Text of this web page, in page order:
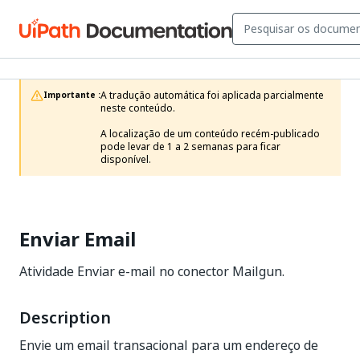
Importante :A tradução automática foi aplicada parcialmente
neste conteúdo.
A localização de um conteúdo recém-publicado
pode levar de 1 a 2 semanas para ficar
disponível.
Enviar Email
Atividade Enviar e-mail no conector Mailgun.
Description
Envie um email transacional para um endereço de